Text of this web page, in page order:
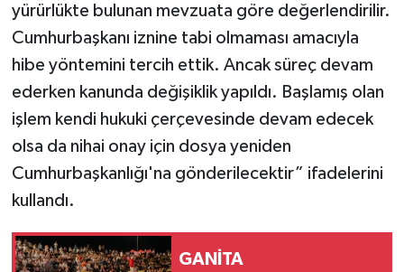
yürürlükte bulunan mevzuata göre değerlendirilir.
Cumhurbaşkanı iznine tabi olmaması amacıyla
hibe yöntemini tercih ettik. Ancak süreç devam
ederken kanunda değişiklik yapıldı. Başlamış olan
işlem kendi hukuki çerçevesinde devam edecek
olsa da nihai onay için dosya yeniden
Cumhurbaşkanlığı'na gönderilecektir” ifadelerini
kullandı.
GANİTA